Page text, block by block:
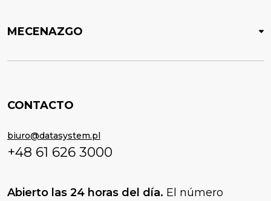
MECENAZGO
CONTACTO
biuro@datasystem.pl
+48 61 626 3000
Abierto las 24 horas del día. El número